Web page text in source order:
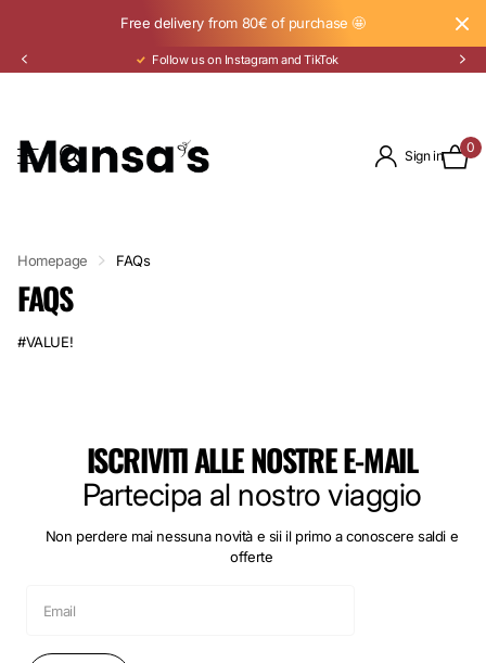
Free delivery from 80€ of purchase 🤩
Follow us on Instagram and TikTok
Sign in
0
Homepage FAQs
FAQS
#VALUE!
ISCRIVITI ALLE NOSTRE E-MAIL
Partecipa al nostro viaggio
Non perdere mai nessuna novità e sii il primo a conoscere saldi e
offerte